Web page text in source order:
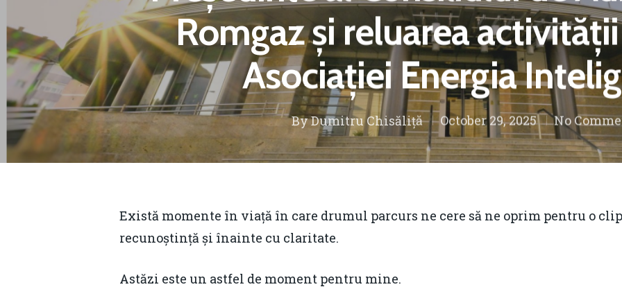
Romgaz și reluarea
Asociației Energia
ByDumitru Chisăliță October 29, 2025 No
Există momente în viață în care drumul parcurs ne cere să ne oprim pentru o
recunoștință și înainte cu claritate.
Astăzi este un astfel de moment pentru mine.